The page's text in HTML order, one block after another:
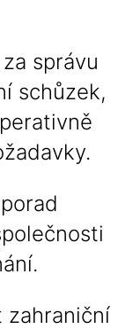
správu
schůzek,
zahraniční